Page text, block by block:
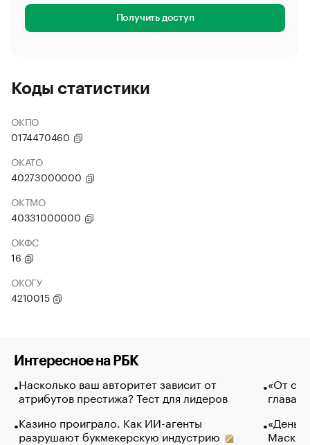
Получить доступ
Коды статистики
ОКПО
0174470460
ОКАТО
40273000000
ОКТМО
40331000000
ОКФС
16
ОКОГУ
4210015
Интересное на РБК
Насколько ваш авторитет зависит от
атрибутов престижа? Тест для лидеров
Казино проиграло. Как ИИ-агенты
разрушают букмекерскую индустрию
«От
глава
Маск в